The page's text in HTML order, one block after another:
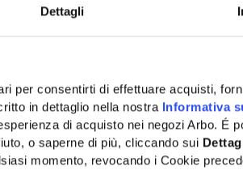
Dettagli
per consentirti di effettuare acquisti,
in dettaglio nella nostra Informativa
di acquisto nei negozi Arbo. É
o saperne di più, cliccando sui
momento, revocando i Cookie